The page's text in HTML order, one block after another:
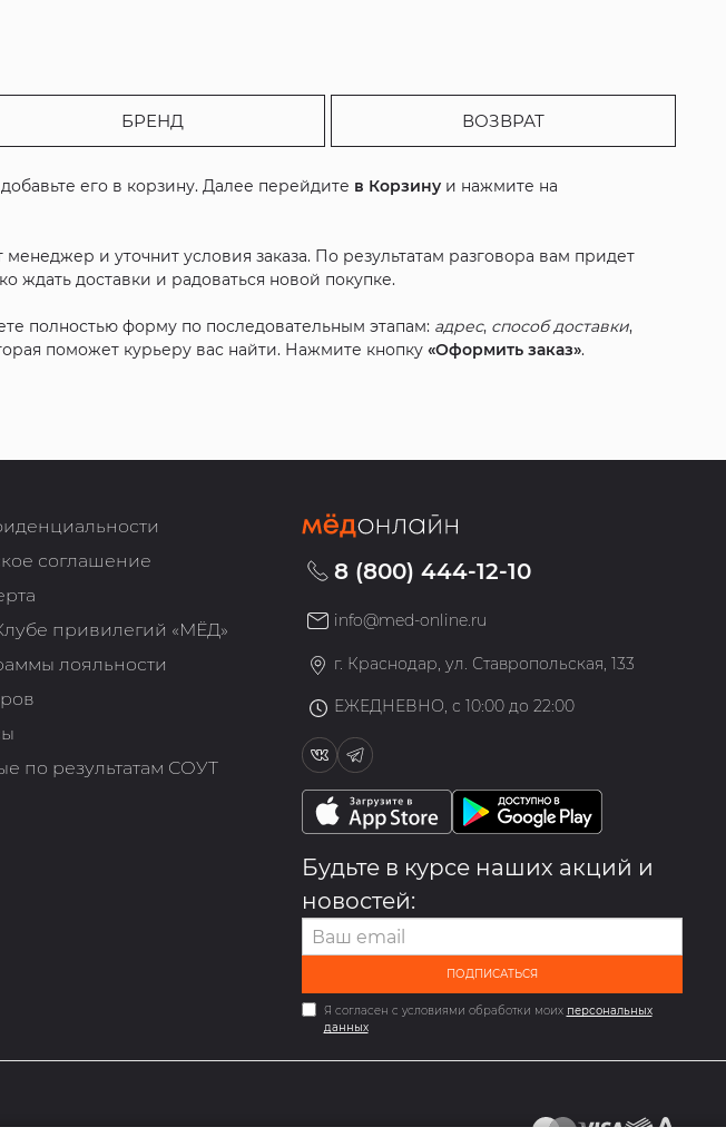
БРЕНД ВОЗВРАТ
его в корзину. Далее перейдите в Корзину и нажмите на
и уточнит условия заказа. По результатам разговора вам придет
ждать доставки и радоваться новой покупке.
полностью форму по последовательным этапам: адрес, способ доставки,
поможет курьеру вас найти. Нажмите кнопку«Оформить заказ».
соглашение
привилегий «МЁД»
лояльности
по результатам СОУТ
8 (800) 444-12-10
info@med-online.ru
г. Краснодар, ул. Ставропольская, 133
ЕЖЕДНЕВНО, с 10:00 до 22:00
Будьте в курсе наших акций и
новостей:
ПОДПИСАТЬСЯ
Я согласен с условиями обработки моих персональных
данных